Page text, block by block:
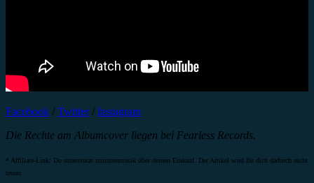
Facebook / Twitter/ Instagram
Die Rechte am Albumcover liegen bei Fearless Records.
* Affiliate-Link: Du unterstützt minutenmusik über deinen Einkauf. Der Artikel wird für dich dadurch nicht
teurer.